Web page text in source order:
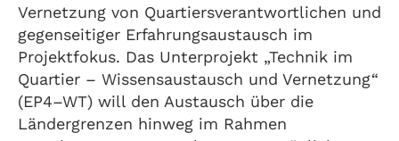
Vernetzung von Quartiersverantwortlichen und
gegenseitiger Erfahrungsaustausch im
Projektfokus. Das Unterprojekt „Technik im
Quartier – Wissensaustausch und Vernetzung“
(EP4–WT) will den Austausch über die
Ländergrenzen hinweg im Rahmen